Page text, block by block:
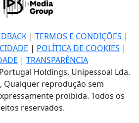
| TERMOS E CONDIÇÕES |
| POLÍTICA DE COOKIES |
| TRANSPARÊNCIA
Holdings, Unipessoal Lda.
Qualquer reprodução sem
proibida. Todos os
reservados.